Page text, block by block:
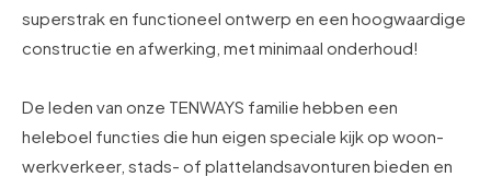
superstrak en functioneel ontwerp en een hoogwaardige
constructie en afwerking, met minimaal onderhoud!
De leden van onze TENWAYS familie hebben een
heleboel functies die hun eigen speciale kijk op woon-
werkverkeer, stads- of plattelandsavonturen bieden en